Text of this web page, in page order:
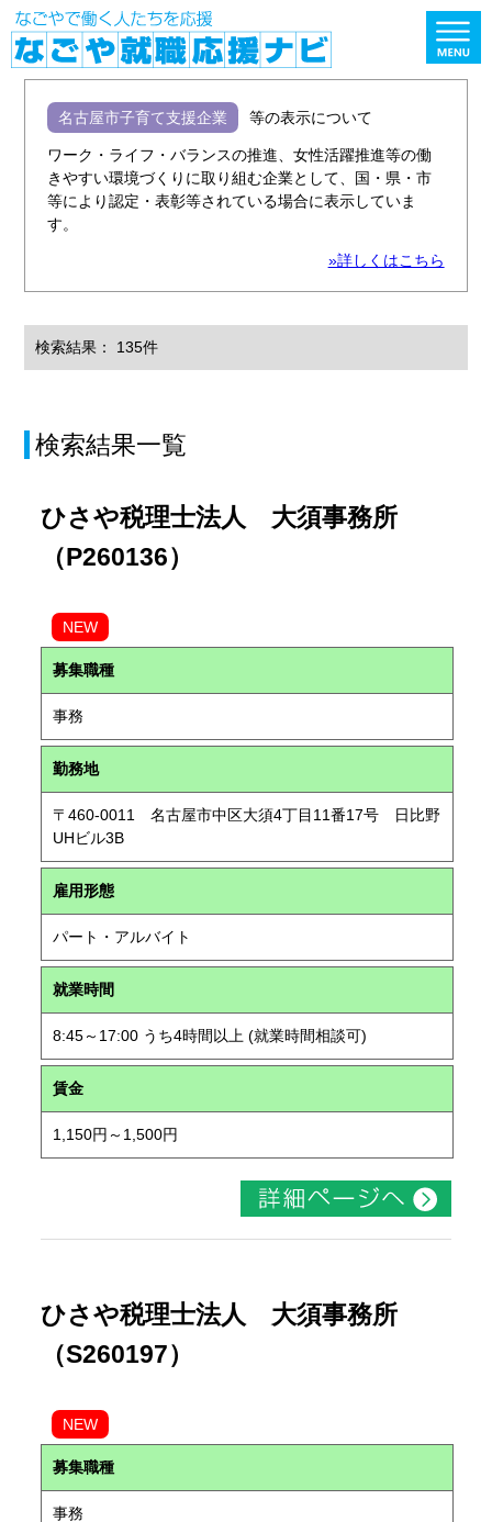
名古屋市子育て支援企業 等の表示について
ワーク・ライフ・バランスの推進、女性活躍推進等の働
きやすい環境づくりに取り組む企業として、国・県・市
等により認定・表彰等されている場合に表示していま
す。
»詳しくはこちら
検索結果： 135件
検索結果一覧
ひさや税理士法人 大須事務所
（P260136）
NEW
募集職種
事務
勤務地
〒460-0011 名古屋市中区大須4丁目11番17号 日比野
UHビル3B
雇用形態
パート・アルバイト
就業時間
8:45～17:00 うち4時間以上 (就業時間相談可)
賃金
1,150円～1,500円
ひさや税理士法人 大須事務所
（S260197）
NEW
募集職種
事務